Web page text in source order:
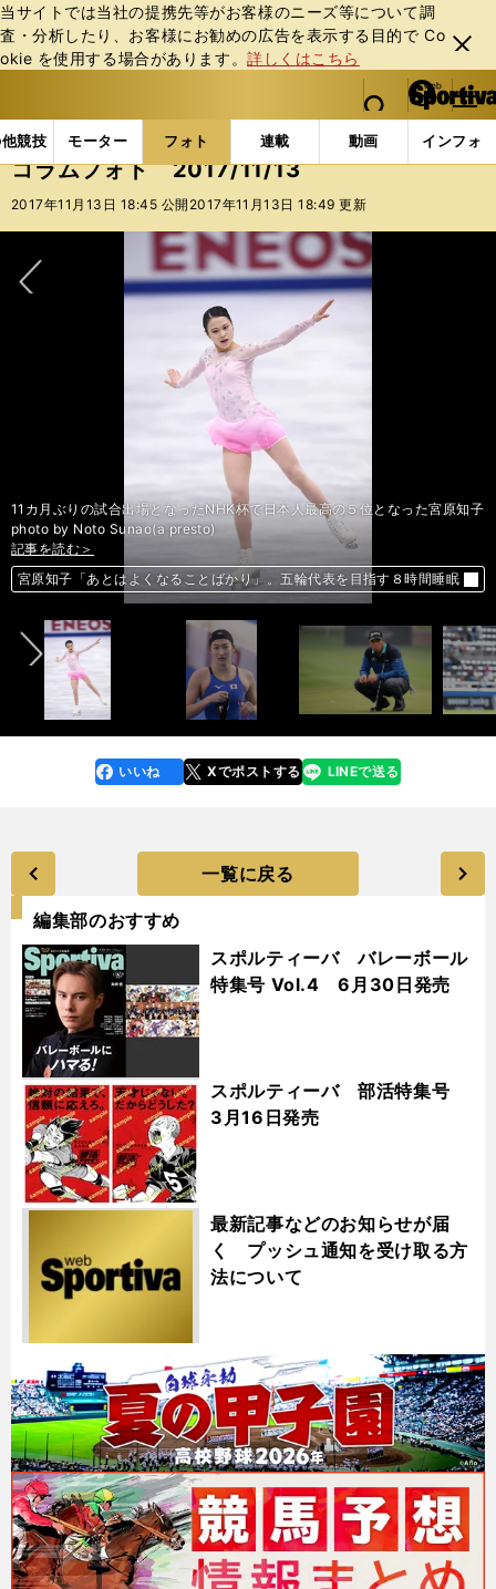
当サイトでは当社の提携先等がお客様のニーズ等について調
査・分析したり、お客様にお勧めの広告を表⽰する⽬的で Co
okie を使⽤する場合があります。詳しくはこちら
閉じ
る
web Sportiva (webスポルティーバ)
検索
マイペ
ー
ジ
メニュ
競技 モーター フォト 連載 動画 インフォ
b
ス
ポ
ル
ー
バ
フォトギャラリー コラムフォト コラムフォト
コラムフォト 2017/11/13
2017年11月13日 18:45 公開 2017年11月13日 18:49 更新
11カ月ぶりの試合出場となったNHK杯で日本人最高の５位となった宮原知子
photo by Noto Sunao(a presto)
記事を読む＞
宮原知子「あとはよくなることばかり」。五輪代表を目指す８時間睡眠
記事を読む＞
水泳でも賞金を稼げる大会。松田丈志が語る「競泳Ｗ杯はここが面白い」
記事を読む＞
松山英樹とトランプ大統領のラウンドを、海外メディアはどう伝えたか
記事を読む＞
長崎J1の陰で、横浜FCは昇格チャンス消滅。50歳カズの胸中は？
記事を読む＞
ウィリアンは言う。「どんなチームも進化できる。日本もそうだといい
ね」
記事を読む＞
春はボロボロだった韓国。レジェンド宣銅烈は稲葉ジャパンに勝てるか
前へ
faceboo
k
いいね Xでポストする
line LINEで送る
一覧に戻る
編集部のおすすめ
スポルティーバ バレーボール
特集号 Vol.4 6月30日発売
スポルティーバ 部活特集号
3月16日発売
最新記事などのお知らせが届
く プッシュ通知を受け取る方
法について